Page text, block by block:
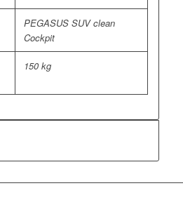
PEGASUS SUV clean
Cockpit
150 kg